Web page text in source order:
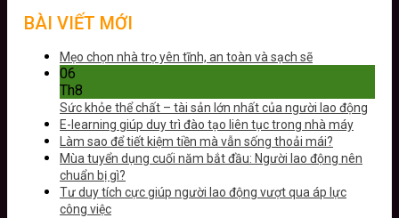
BÀI VIẾT MỚI
Mẹo chọn nhà trọ yên tĩnh, an toàn và sạch sẽ
06
Th8
Sức khỏe thể chất – tài sản lớn nhất của người lao động
E-learning giúp duy trì đào tạo liên tục trong nhà máy
Làm sao để tiết kiệm tiền mà vẫn sống thoải mái?
Mùa tuyển dụng cuối năm bắt đầu: Người lao động nên
chuẩn bị gì?
Tư duy tích cực giúp người lao động vượt qua áp lực
công việc